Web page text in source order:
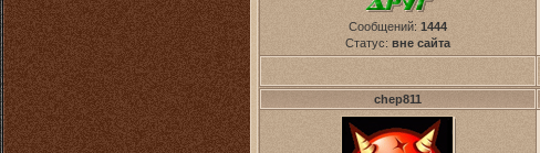
Сообщений: 1444
Статус: вне сайта
chep811